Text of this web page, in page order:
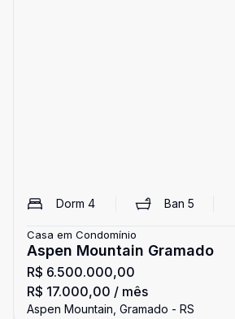
Dorm 4 Ban5
Casa em Condomínio
Aspen Mountain Gramado
R$ 6.500.000,00
R$ 17.000,00 / mês
Aspen Mountain, Gramado - RS